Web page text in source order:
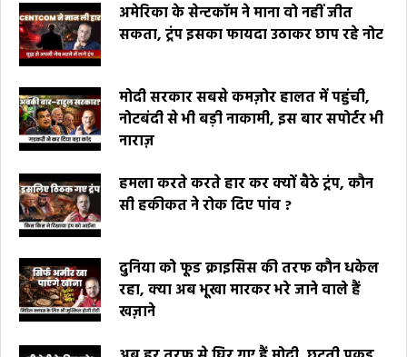
अमेरिका के सेन्टकॉम ने माना वो नहीं जीत
सकता, ट्रंप इसका फायदा उठाकर छाप रहे नोट
मोदी सरकार सबसे कमज़ोर हालत में पहुंची,
नोटबंदी से भी बड़ी नाकामी, इस बार सपोर्टर भी
नाराज़
हमला करते करते हार कर क्यों बैठे ट्रंप, कौन
सी हकीकत ने रोक दिए पांव ?
दुनिया को फूड क्राइसिस की तरफ कौन धकेल
रहा, क्या अब भूखा मारकर भरे जाने वाले हैं
खज़ाने